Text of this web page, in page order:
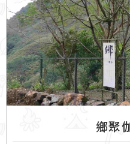
鄉聚